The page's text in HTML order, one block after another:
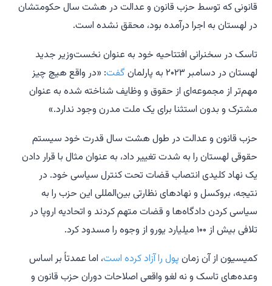
قانونی که توسط حزب قانون و عدالت در هشت سال حکومتشان
در لهستان به اجرا درآمده بود، محقق نشده است.
تاسک در سخنرانی افتتاحیه خود به عنوان نخست‌وزیر جدید
لهستان در دسامبر ۲۰۲۳ به پارلمان
گفت: «در واقع هیچ چیز
مهم‌تر از مجموعه‌ای از حقوق و وظایف شناخته شده به عنوان
مشترک و بدون استثنا برای یک ملت مدرن وجود ندارد.»
حزب قانون و عدالت در طول هشت سال قدرت خود سیستم
حقوقی لهستان را به شدت تغییر داد، به عنوان مثال با قرار دادن
یک نهاد کلیدی انتصاب قضات تحت کنترل سیاسی خود. در
نتیجه، بروکسل و نهادهای نظارتی بین‌المللی این حزب را به
سیاسی کردن دادگاه‌ها و قضات متهم کردند و اتحادیه اروپا در
تلافی بیش از ۱۰۰ میلیارد یورو از وجوه را مسدود کرد.
کمیسیون از آن زمان پول را آزاد کرده است، اما عمدتاً بر اساس
وعده‌های تاسک و نه لغو واقعی اصلاحات دوران حزب قانون و